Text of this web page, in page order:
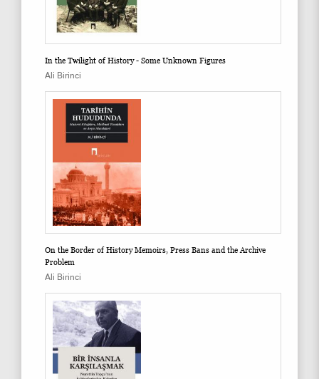
In the Twilight of History - Some Unknown Figures
Ali Birinci
On the Border of History Memoirs, Press Bans and the Archive
Problem
Ali Birinci